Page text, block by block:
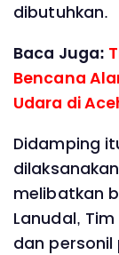
dibutuhkan.
Baca Juga:
Bencana
Udara di
Didamping
melibatkan
Lanudal,
dan personil